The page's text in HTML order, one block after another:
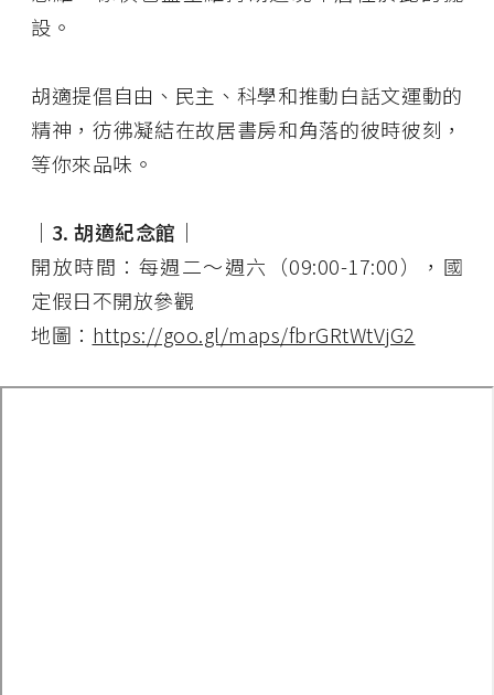
設。
胡適提倡自由、民主、科學和推動白話文運動的
精神，彷彿凝結在故居書房和角落的彼時彼刻，
等你來品味。
│3. 胡適紀念館│
開放時間：每週二～週六（09:00-17:00），國
定假日不開放參觀
地圖： https://goo.gl/maps/fbrGRtWtVjG2